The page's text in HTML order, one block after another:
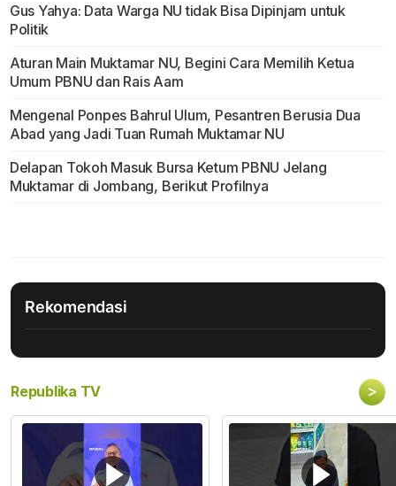
Gus Yahya: Data Warga NU tidak Bisa Dipinjam untuk
Politik
Aturan Main Muktamar NU, Begini Cara Memilih Ketua
Umum PBNU dan Rais Aam
Mengenal Ponpes Bahrul Ulum, Pesantren Berusia Dua
Abad yang Jadi Tuan Rumah Muktamar NU
Delapan Tokoh Masuk Bursa Ketum PBNU Jelang
Muktamar di Jombang, Berikut Profilnya
Rekomendasi
Republika TV >